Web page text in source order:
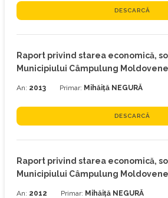
DESCARCĂ
Raport privind starea economică,
Municipiului Câmpulung
An: 2013 Primar: Mihăiță NEGURĂ
DESCARCĂ
Raport privind starea economică,
Municipiului Câmpulung
An: 2012 Primar: Mihăiță NEGURĂ